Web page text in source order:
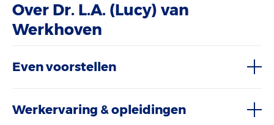
Over Dr. L.A. (Lucy) van
Werkhoven
Even voorstellen
Werkervaring & opleidingen